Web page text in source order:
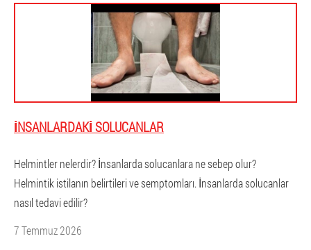
İNSANLARDAKI SOLUCANLAR
Helmintler nelerdir? İnsanlarda solucanlara ne sebep olur?
Helmintik istilanın belirtileri ve semptomları. İnsanlarda solucanlar
nasıl tedavi edilir?
7 Temmuz 2026